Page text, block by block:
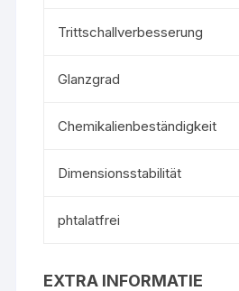
Trittschallverbesserung
Glanzgrad
Chemikalienbeständigkeit
Dimensionsstabilität
phtalatfrei
EXTRA INFORMATIE